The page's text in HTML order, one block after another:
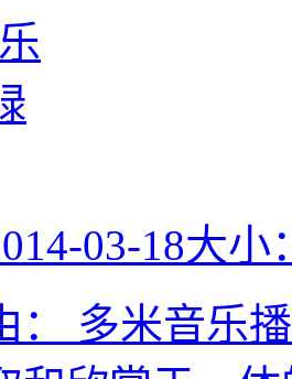
03-18大小
多米音乐